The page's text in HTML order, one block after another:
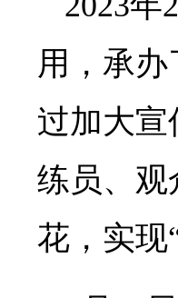
用，承
过加大
练员、观
花，实现